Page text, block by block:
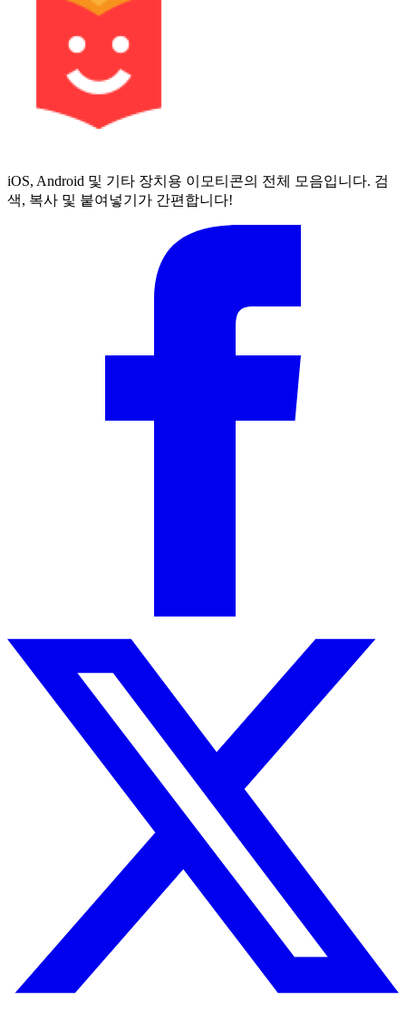
iOS, Android 및 기타 장치용 이모티콘의 전체 모음입니다. 검
색, 복사 및 붙여넣기가 간편합니다!